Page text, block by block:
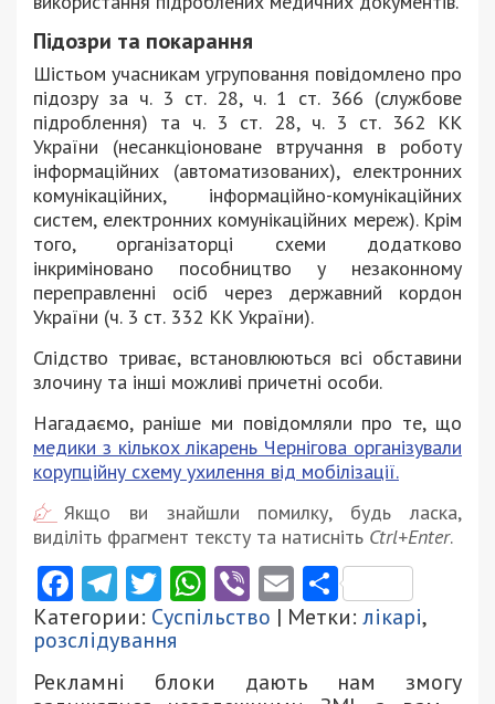
Підозри та покарання
Шістьом учасникам угруповання повідомлено про
підозру за ч. 3 ст. 28, ч. 1 ст. 366 (службове
підроблення) та ч. 3 ст. 28, ч. 3 ст. 362 КК
України (несанкціоноване втручання в роботу
інформаційних (автоматизованих), електронних
комунікаційних, інформаційно-комунікаційних
систем, електронних комунікаційних мереж). Крім
того, організаторці схеми додатково
інкриміновано пособництво у незаконному
переправленні осіб через державний кордон
України (ч. 3 ст. 332 КК України).
Слідство триває, встановлюються всі обставини
злочину та інші можливі причетні особи.
Нагадаємо, раніше ми повідомляли про те, що
медики з кількох лікарень Чернігова організували
корупційну схему ухилення від мобілізації.
Якщо ви знайшли помилку, будь ласка,
виділіть фрагмент тексту та натисніть Ctrl+Enter.
Facebook
Telegram
Twitter
WhatsApp
ViberEmail
Категории: Суспільство | Метки: лікарі,
розслідування
Рекламні блоки дають нам змогу